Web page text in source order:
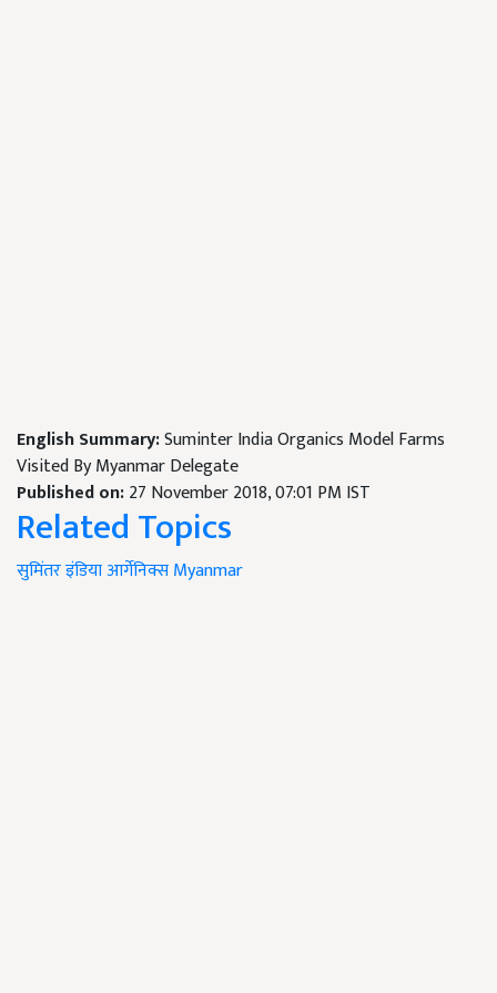
English Summary:Suminter India Organics Model Farms
Visited By Myanmar Delegate
Published on:27 November 2018, 07:01 PM IST
Related Topics
सुमिंतर इंडिया आर्गेनिक्सMyanmar